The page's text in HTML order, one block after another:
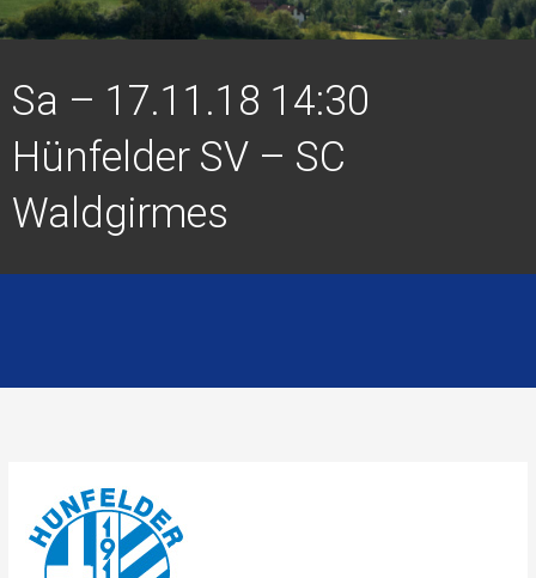
Sa – 17.11.18 14:30
Hünfelder SV – SC
Waldgirmes